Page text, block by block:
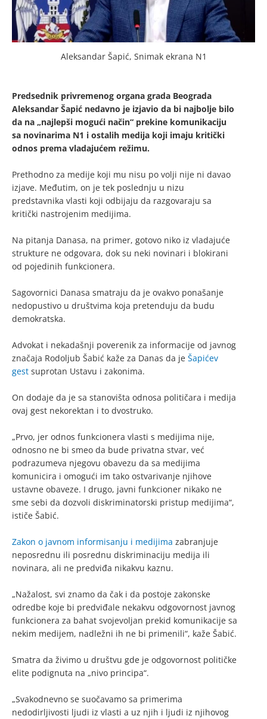
Aleksandar Šapić, Snimak ekrana N1
Predsednik privremenog organa grada Beograda
Aleksandar Šapić nedavno je izjavio da bi najbolje bilo
da na „najlepši mogući način“ prekine komunikaciju
sa novinarima N1 i ostalih medija koji imaju kritički
odnos prema vladajućem režimu.
Prethodno za medije koji mu nisu po volji nije ni davao
izjave. Međutim, on je tek poslednju u nizu
predstavnika vlasti koji odbijaju da razgovaraju sa
kritički nastrojenim medijima.
Na pitanja Danasa, na primer, gotovo niko iz vladajuće
strukture ne odgovara, dok su neki novinari i blokirani
od pojedinih funkcionera.
Sagovornici Danasa smatraju da je ovakvo ponašanje
nedopustivo u društvima koja pretenduju da budu
demokratska.
Advokat i nekadašnji poverenik za informacije od javnog
značaja Rodoljub Šabić kaže za Danas da je Šapićev
gest suprotan Ustavu i zakonima.
On dodaje da je sa stanovišta odnosa političara i medija
ovaj gest nekorektan i to dvostruko.
„Prvo, jer odnos funkcionera vlasti s medijima nije,
odnosno ne bi smeo da bude privatna stvar, već
podrazumeva njegovu obavezu da sa medijima
komunicira i omogući im tako ostvarivanje njihove
ustavne obaveze. I drugo, javni funkcioner nikako ne
sme sebi da dozvoli diskriminatorski pristup medijima“,
ističe Šabić.
Zakon o javnom informisanju i medijima zabranjuje
neposrednu ili posrednu diskriminaciju medija ili
novinara, ali ne predviđa nikakvu kaznu.
„Nažalost, svi znamo da čak i da postoje zakonske
odredbe koje bi predviđale nekakvu odgovornost javnog
funkcionera za bahat svojevoljan prekid komunikacije sa
nekim medijem, nadležni ih ne bi primenili“, kaže Šabić.
Smatra da živimo u društvu gde je odgovornost političke
elite podignuta na „nivo principa“.
„Svakodnevno se suočavamo sa primerima
nedodirljivosti ljudi iz vlasti a uz njih i ljudi iz njihovog